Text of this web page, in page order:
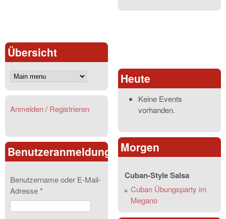
Übersicht
Anmelden/ Registrieren
Benutzeranmeldung
Benutzername oder E-Mail-
Adresse*
Heute
Keine Events
vorhanden.
Morgen
Cuban-Style Salsa
Cuban Übungsparty im
Megano